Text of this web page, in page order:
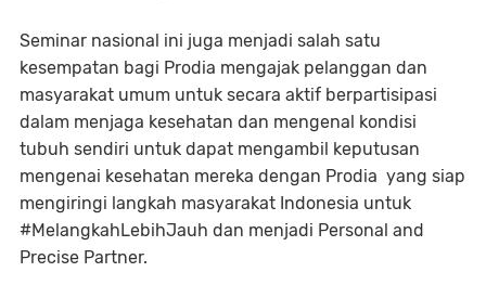
Seminar nasional ini juga menjadi salah satu
kesempatan bagi Prodia mengajak pelanggan dan
masyarakat umum untuk secara aktif berpartisipasi
dalam menjaga kesehatan dan mengenal kondisi
tubuh sendiri untuk dapat mengambil keputusan
mengenai kesehatan mereka dengan Prodia yang siap
mengiringi langkah masyarakat Indonesia untuk
#MelangkahLebihJauh dan menjadi Personal and
Precise Partner.